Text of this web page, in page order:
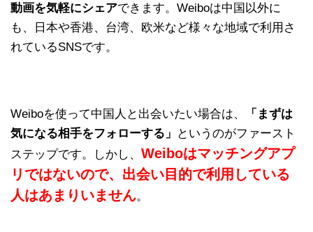
動画を気軽にシェアできます。Weiboは中国以外に
も、日本や香港、台湾、欧米など様々な地域で利用さ
れているSNSです。
Weiboを使って中国人と出会いたい場合は、
「まずは
気になる相手をフォローする」
というのがファースト
ステップです。しかし、 Weiboはマッチングアプ
リではないので、出会い目的で利用している
人はあまりいません。